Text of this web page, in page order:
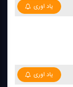
یاد اوری
یاد اوری